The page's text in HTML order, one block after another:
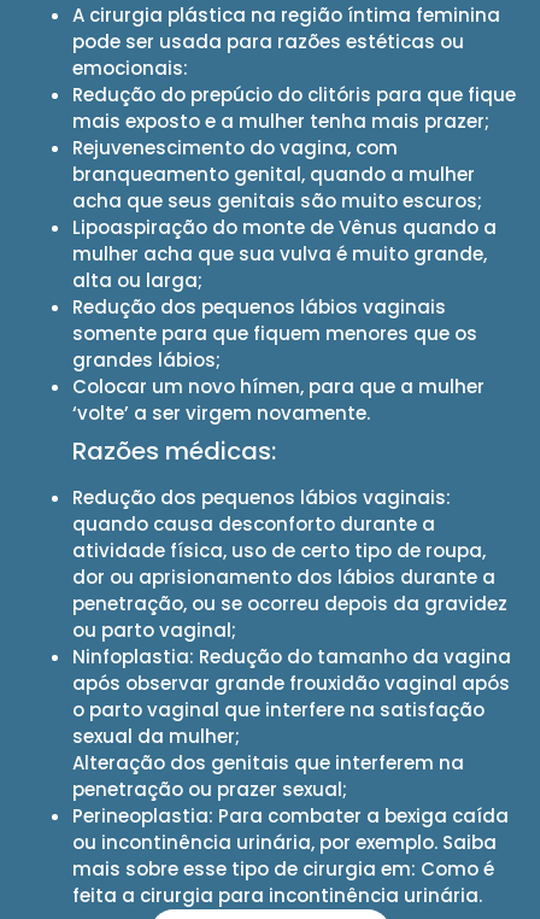
A cirurgia plástica na região íntima feminina
pode ser usada para razões estéticas ou
emocionais:
Redução do prepúcio do clitóris para que fique
mais exposto e a mulher tenha mais prazer;
Rejuvenescimento do vagina, com
branqueamento genital, quando a mulher
acha que seus genitais são muito escuros;
Lipoaspiração do monte de Vênus quando a
mulher acha que sua vulva é muito grande,
alta ou larga;
Redução dos pequenos lábios vaginais
somente para que fiquem menores que os
grandes lábios;
Colocar um novo hímen, para que a mulher
‘volte’ a ser virgem novamente.
Razões médicas:
Redução dos pequenos lábios vaginais:
quando causa desconforto durante a
atividade física, uso de certo tipo de roupa,
dor ou aprisionamento dos lábios durante a
penetração, ou se ocorreu depois da gravidez
ou parto vaginal;
Ninfoplastia: Redução do tamanho da vagina
após observar grande frouxidão vaginal após
o parto vaginal que interfere na satisfação
sexual da mulher;
Alteração dos genitais que interferem na
penetração ou prazer sexual;
Perineoplastia: Para combater a bexiga caída
ou incontinência urinária, por exemplo. Saiba
mais sobre esse tipo de cirurgia em: Como é
feita a cirurgia para incontinência urinária.